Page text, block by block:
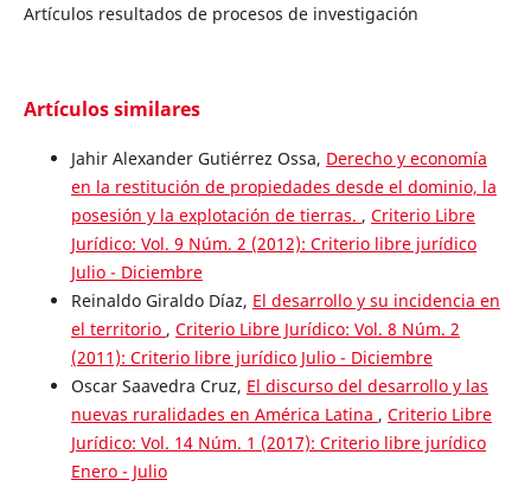
Artículos resultados de procesos de investigación
Artículos similares
Jahir Alexander Gutiérrez Ossa, Derecho y economía
en la restitución de propiedades desde el dominio, la
posesión y la explotación de tierras. , Criterio Libre
Jurídico: Vol. 9 Núm. 2 (2012): Criterio libre jurídico
Julio - Diciembre
Reinaldo Giraldo Díaz, El desarrollo y su incidencia en
el territorio , Criterio Libre Jurídico: Vol. 8 Núm. 2
(2011): Criterio libre jurídico Julio - Diciembre
Oscar Saavedra Cruz, El discurso del desarrollo y las
nuevas ruralidades en América Latina , Criterio Libre
Jurídico: Vol. 14 Núm. 1 (2017): Criterio libre jurídico
Enero - Julio